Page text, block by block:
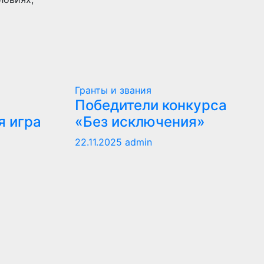
игра
Гранты и звания
Победители конкурса
«Без исключения»
22.11.2025 admin